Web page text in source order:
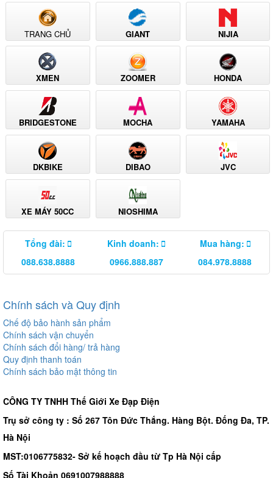
TRANG CHỦ GIANT NIJIA
XMEN ZOOMER HONDA
BRIDGESTONE MOCHA YAMAHA
DKBIKE DIBAO JVC
XE MÁY 50CC NIOSHIMA
Tổng đài:
088.638.8888
Kinh doanh:
0966.888.887
Mua hàng:
084.978.8888
Chính sách và Quy định
Chế độ bảo hành sản phẩm
Chính sách vận chuyển
Chính sách đổi hàng/ trả hàng
Quy định thanh toán
Chính sách bảo mật thông tin
CÔNG TY TNHH Thế Giới Xe Đạp Điện
Trụ sở công ty : Số 267 Tôn Đức Thắng. Hàng Bột. Đống Đa, TP.
Hà Nội
MST:0106775832- Sở kế hoạch đầu từ Tp Hà Nội cấp
Số Tài Khoản 0691007988888